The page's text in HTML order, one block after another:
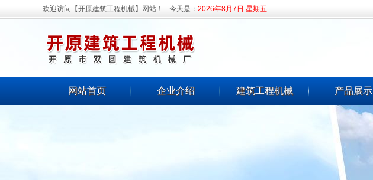
欢迎访问【开原建筑工程机械】网站！ 今天是： 2026年8月7日 星期五
网站首页 企业介绍 建筑工程机械 产品展示